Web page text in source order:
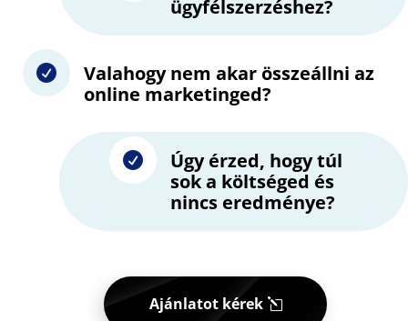
ügyfélszerzéshez?

Valahogy nem akar összeállni az
online marketinged?

Úgy érzed, hogy túl
sok a költséged és
nincs eredménye?
Ajánlatot kérek